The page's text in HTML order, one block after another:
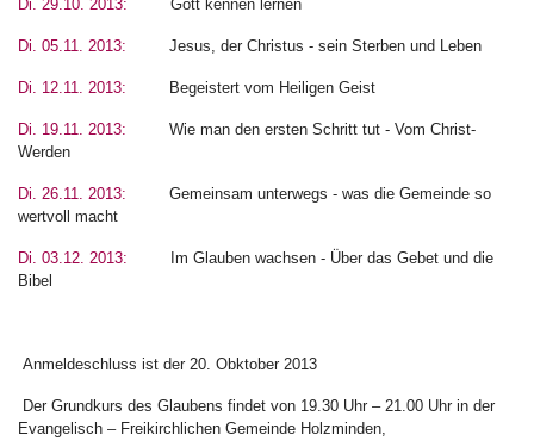
Di. 29.10. 2013: Gott kennen lernen
Di. 05.11. 2013: Jesus, der Christus - sein Sterben und Leben
Di. 12.11. 2013: Begeistert vom Heiligen Geist
Di. 19.11. 2013: Wie man den ersten Schritt tut - Vom Christ-
Werden
Di. 26.11. 2013: Gemeinsam unterwegs - was die Gemeinde so
wertvoll macht
Di. 03.12. 2013:
Im Glauben wachsen - Über das Gebet und die
Bibel
Anmeldeschluss ist der 20. Obktober 2013
Der Grundkurs des Glaubens findet von 19.30 Uhr – 21.00 Uhr in der
Evangelisch – Freikirchlichen Gemeinde Holzminden,